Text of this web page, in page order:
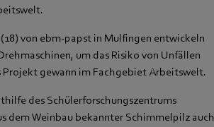
von ebm‑papst in Mulfingen entwickeln
um das Risiko von Unfällen
gewann im Fachgebiet Arbeitswelt.
des Schülerforschungszentrums
dem Weinbau bekannter Schimmelpilz auch